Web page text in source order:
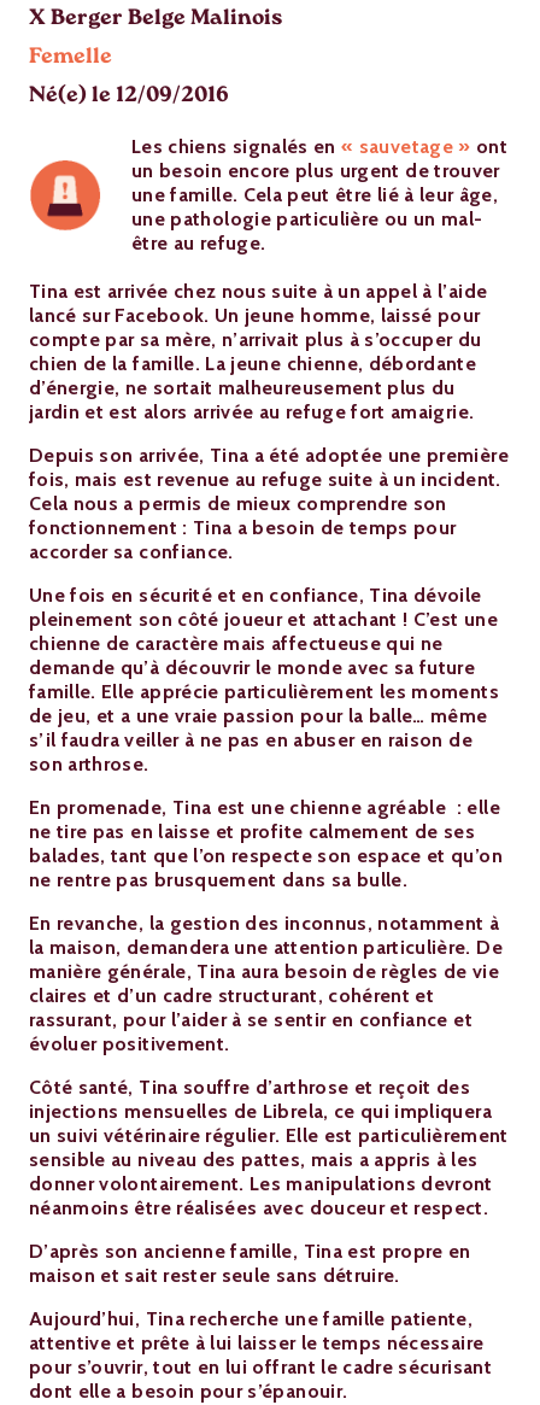
X Berger Belge Malinois
Femelle
Né(e) le 12/09/2016
Les chiens signalés en« sauvetage » ont
un besoin encore plus urgent de trouver
une famille. Cela peut être lié à leur âge,
une pathologie particulière ou un mal-
être au refuge.
Tina est arrivée chez nous suite à un appel à l’aide
lancé sur Facebook. Un jeune homme, laissé pour
compte par sa mère, n’arrivait plus à s’occuper du
chien de la famille. La jeune chienne, débordante
d’énergie, ne sortait malheureusement plus du
jardin et est alors arrivée au refuge fort amaigrie.
Depuis son arrivée, Tina a été adoptée une première
fois, mais est revenue au refuge suite à un incident.
Cela nous a permis de mieux comprendre son
fonctionnement : Tina a besoin de temps pour
accorder sa confiance.
Une fois en sécurité et en confiance, Tina dévoile
pleinement son côté joueur et attachant ! C’est une
chienne de caractère mais affectueuse qui ne
demande qu’à découvrir le monde avec sa future
famille. Elle apprécie particulièrement les moments
de jeu, et a une vraie passion pour la balle… même
s’il faudra veiller à ne pas en abuser en raison de
son arthrose.
En promenade, Tina est une chienne agréable : elle
ne tire pas en laisse et profite calmement de ses
balades, tant que l’on respecte son espace et qu’on
ne rentre pas brusquement dans sa bulle.
En revanche, la gestion des inconnus, notamment à
la maison, demandera une attention particulière. De
manière générale, Tina aura besoin de règles de vie
claires et d’un cadre structurant, cohérent et
rassurant, pour l’aider à se sentir en confiance et
évoluer positivement.
Côté santé, Tina souffre d’arthrose et reçoit des
injections mensuelles de Librela, ce qui impliquera
un suivi vétérinaire régulier. Elle est particulièrement
sensible au niveau des pattes, mais a appris à les
donner volontairement. Les manipulations devront
néanmoins être réalisées avec douceur et respect.
D’après son ancienne famille, Tina est propre en
maison et sait rester seule sans détruire.
Aujourd’hui, Tina recherche une famille patiente,
attentive et prête à lui laisser le temps nécessaire
pour s’ouvrir, tout en lui offrant le cadre sécurisant
dont elle a besoin pour s’épanouir.